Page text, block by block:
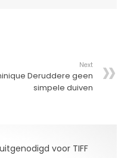
Next
Deruddere geen
simpele duiven
voor TIFF